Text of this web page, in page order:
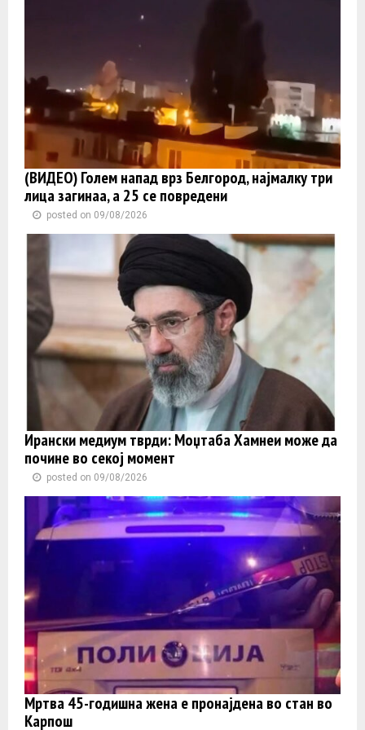
(ВИДЕО) Голем напад врз Белгород, најмалку три
лица загинаа, а 25 се повредени
posted on 09/08/2026
Ирански медиум тврди: Моџтаба Хамнеи може да
почине во секој момент
posted on 09/08/2026
Мртва 45-годишна жена е пронајдена во стан во
Карпош